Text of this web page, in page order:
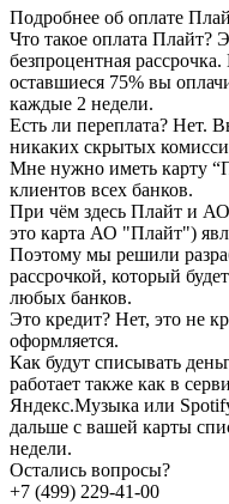
Подробнее об оплате
Что такое оплата Плайт?
безпроцентная
оставшиеся 75% вы
каждые 2 недели.
Есть ли переплата? Нет.
никаких скрытых
Мне нужно иметь карту
клиентов всех банков.
При чём здесь Плайт и
это карта АО "Плайт")
Поэтому мы решили
рассрочкой, который
любых банков.
Это кредит? Нет, это не
оформляется.
Как будут списывать
работает также как в
Яндекс.Музыка или
дальше с вашей карты
недели.
Остались вопросы?
+7 (499) 229-41-00